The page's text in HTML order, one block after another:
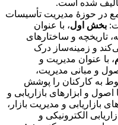
شده است.
در حوزۀ مدیریت تأسیسات
بخش اول، با عنوان
تاریخچه و ساختارهای
و زمینه‌ساز درک
، با عنوان مدیریت و
و مبانی مدیریت،
به کارکنان را پوشش
اصول و ابزارهای بازاریابی و
بازاریابی و مدیریت بازار،
الکترونیکی و